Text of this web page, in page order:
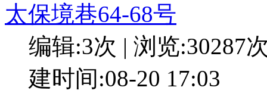
太保境巷64-68号
编辑:3次 | 浏览:30287
建时间:08-20 17:03